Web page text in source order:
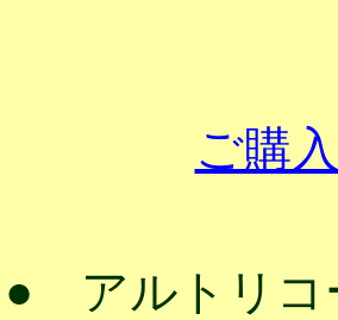
ご購
● アルトリコ